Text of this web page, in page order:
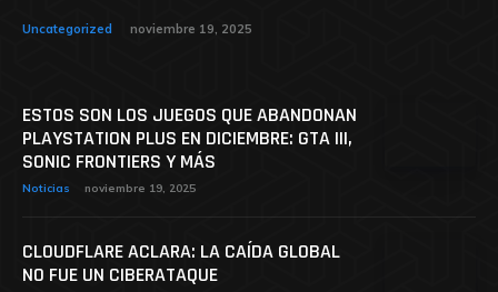
Uncategorized noviembre 19, 2025
ESTOS SON LOS JUEGOS QUE ABANDONAN
PLAYSTATION PLUS EN DICIEMBRE: GTA III,
SONIC FRONTIERS Y MÁS
Noticias noviembre 19, 2025
CLOUDFLARE ACLARA: LA CAÍDA GLOBAL
NO FUE UN CIBERATAQUE